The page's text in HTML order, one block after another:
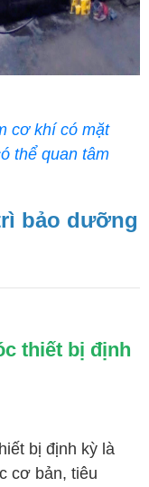
cơ khí có mặt
thể quan tâm
bảo dưỡng
thiết bị định
bị định kỳ là
cơ bản, tiêu